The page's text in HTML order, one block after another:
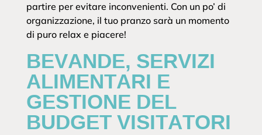
partire per evitare inconvenienti. Con un po’ di
organizzazione, il tuo pranzo sarà un momento
di puro relax e piacere!
BEVANDE, SERVIZI
ALIMENTARI E
GESTIONE DEL
BUDGET VISITATORI